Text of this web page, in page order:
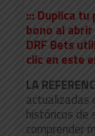
::: Duplica
bono al
DRF Bets
clic en este
LA
actualizadas
históricos de
comprender